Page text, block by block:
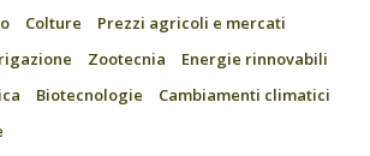
Colture
Prezzi agricoli e mercati
Zootecnia
Energie rinnovabili
Biotecnologie
Cambiamenti climatici